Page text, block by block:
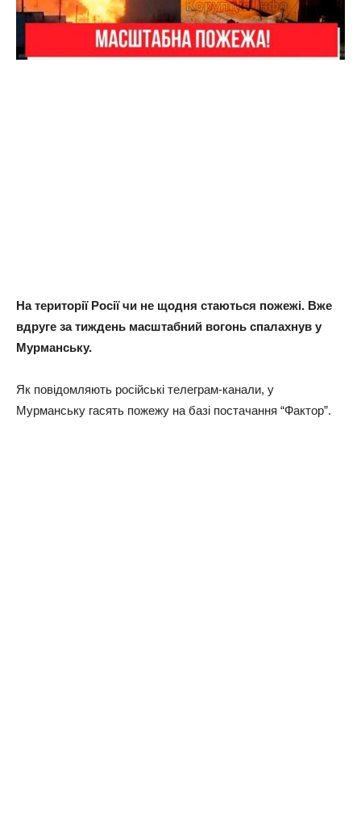
На території Росії чи не щодня стаються пожежі. Вже
вдруге за тиждень масштабний вогонь спалахнув у
Мурманську.
Як повідомляють російські телеграм-канали, у
Мурманську гасять пожежу на базі постачання “Фактор”.